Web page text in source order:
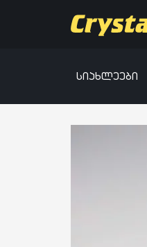
სიახლეები